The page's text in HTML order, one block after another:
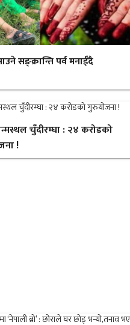
सङ्क्रान्ति पर्व मनाईँदै
चुँदीरम्घा : २४ करोडको
!